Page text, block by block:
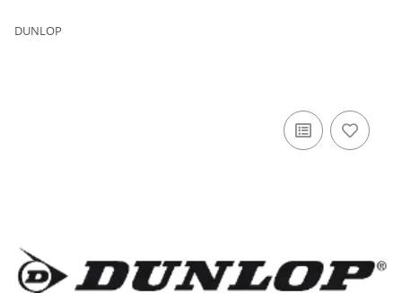
DUNLOP